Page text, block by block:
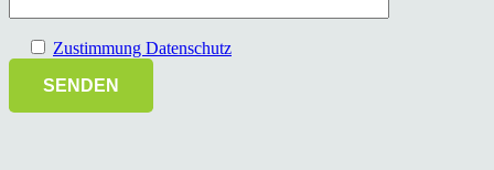
Zustimmung Datenschutz